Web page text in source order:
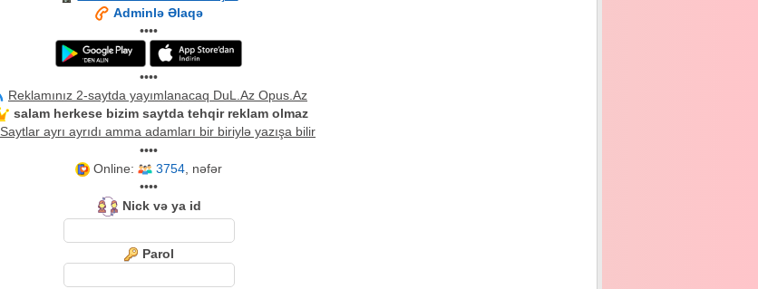
Adminlə Əlaqə
••••
••••
Reklamınız 2-saytda yayımlanacaq DuL.Az Opus.Az
salam herkese bizim saytda tehqir reklam olmaz
Saytlar ayrı ayrıdı amma adamları bir biriylə yazışa bilir
••••
Online:
3754, nəfər
••••
Nick və ya id
Parol